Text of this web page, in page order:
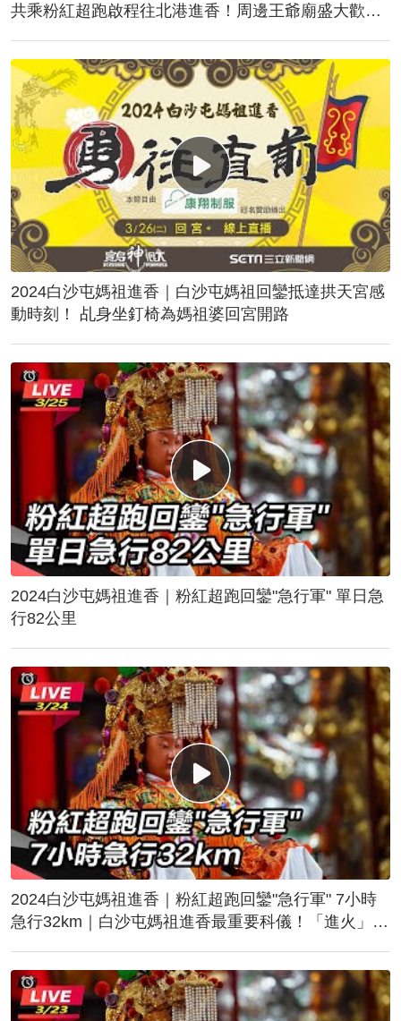
共乘粉紅超跑啟程往北港進香！周邊王爺廟盛大歡
2024白沙屯媽祖進香｜白沙屯媽祖回鑾抵達拱天宮感
動時刻！ 乩身坐釘椅為媽祖婆回宮開路
2024白沙屯媽祖進香｜粉紅超跑回鑾"急行軍" 單日急
行82公里
2024白沙屯媽祖進香｜粉紅超跑回鑾"急行軍" 7小時
急行32km｜白沙屯媽祖進香最重要科儀！「進火」儀